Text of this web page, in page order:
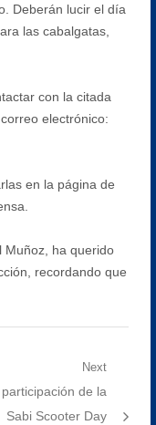
Deberán lucir el día
las cabalgatas,
con la citada
electrónico:
en la página de
Muñoz, ha querido
recordando que
Next
de la
Sabi Scooter Day